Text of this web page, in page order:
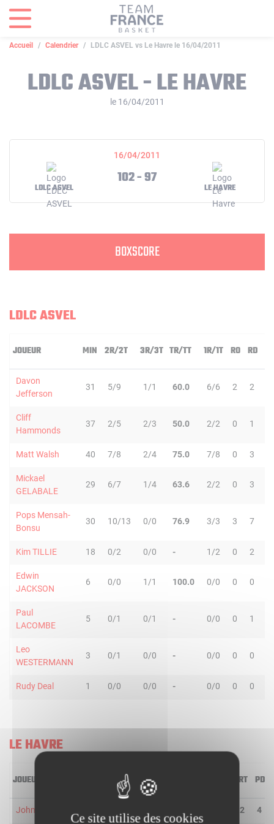
Accueil Calendrier LDLC ASVEL vs Le Havre le 16/04/2011
LDLC ASVEL - LE HAVRE
le 16/04/2011
16/04/2011
LDLC ASVEL
102 - 97
LE HAVRE
BOXSCORE
LDLC ASVEL
JOUEUR MIN 2R/2T 3R/3T TR/TT 1R/1T RO RD
Davon
Jefferson
31 5/9 1/1 60.0 6/6 2 2
Cliff
Hammonds
37 2/5 2/3 50.0 2/2 0 1
Matt Walsh 40 7/8 2/4 75.0 7/8 0 3
Mickael
GELABALE
29 6/7 1/4 63.6 2/2 0 3
Pops Mensah-
Bonsu
30 10/13 0/0 76.9 3/3 3 7
Kim TILLIE 18 0/2 0/0 - 1/2 0 2
Edwin
JACKSON
6 0/0 1/1 100.0 0/0 0 0
Paul
LACOMBE
5 0/1 0/1 - 0/0 0 1
Leo
WESTERMANN
3 0/1 0/0 - 0/0 0 0
Rudy Deal 1 0/0 0/0 - 0/0 0 0
LE HAVRE
JOUEUR 3R/3T TR/TT RT PD
John Cox 2 4
Panneau de gestion des cookies
Ce site utilise des cookies